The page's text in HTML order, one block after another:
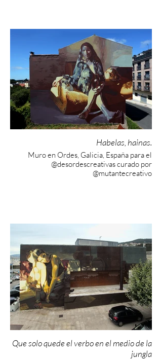
Habelas, hainas.
Muro en Ordes, Galicia, España para el
@desordescreativas curado por
@mutantecreativo
Que solo quede el verbo en el medio de la
jungla